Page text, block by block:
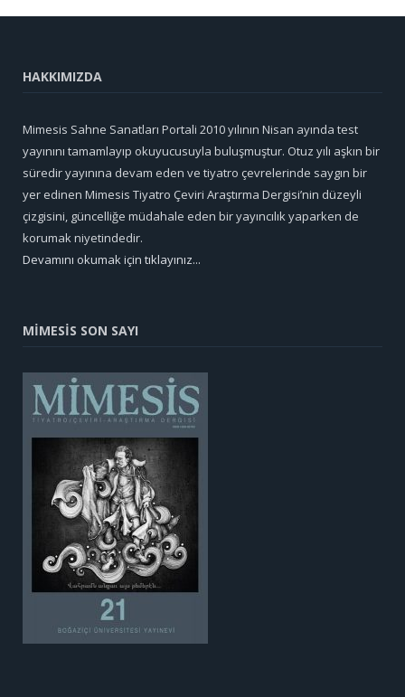
HAKKIMIZDA
Mimesis Sahne Sanatları Portali 2010 yılının Nisan ayında test
yayınını tamamlayıp okuyucusuyla buluşmuştur. Otuz yılı aşkın bir
süredir yayınına devam eden ve tiyatro çevrelerinde saygın bir
yer edinen Mimesis Tiyatro Çeviri Araştırma Dergisi’nin düzeyli
çizgisini, güncelliğe müdahale eden bir yayıncılık yaparken de
korumak niyetindedir.
Devamını okumak için tıklayınız...
MİMESİS SON SAYI